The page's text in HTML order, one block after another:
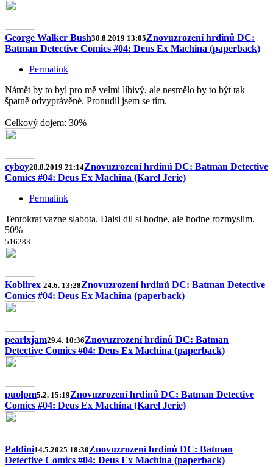
George Walker Bush30.8.2019 13:05Znovuzrození hrdinů DC:
Batman Detective Comics #04: Deus Ex Machina (paperback)
Permalink
Námět by to byl pro mě velmi líbivý, ale nesmělo by to být tak
špatně odvyprávěné. Pronudil jsem se tím.
Celkový dojem: 30%
cyboy28.8.2019 21:14Znovuzrození hrdinů DC: Batman Detective
Comics #04: Deus Ex Machina (Karel Jerie)
Permalink
Tentokrat vazne slabota. Dalsi dil si hodne, ale hodne rozmyslim.
50%
516283
Koblirex 24.6. 13:28Znovuzrození hrdinů DC: Batman Detective
Comics #04: Deus Ex Machina (paperback)
pearlxjam29.4. 10:36Znovuzrození hrdinů DC: Batman
Detective Comics #04: Deus Ex Machina (paperback)
puolpm5.2. 15:19Znovuzrození hrdinů DC: Batman Detective
Comics #04: Deus Ex Machina (Karel Jerie)
Paldini14.5.2025 18:30Znovuzrození hrdinů DC: Batman
Detective Comics #04: Deus Ex Machina (paperback)